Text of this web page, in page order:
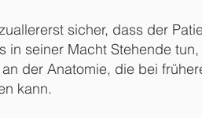
sicher, dass der
seiner Macht Stehende
der Anatomie, die bei
kann.